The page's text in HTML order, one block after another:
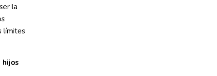
la
límites
hijos